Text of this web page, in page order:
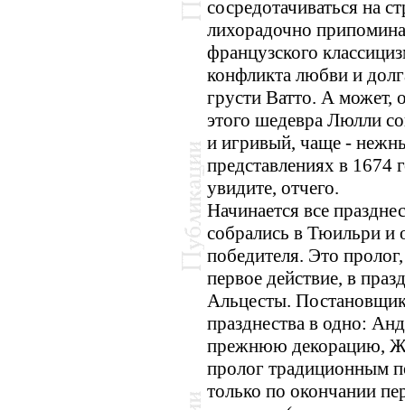
сосредотачиваться на
лихорадочно
французского
конфликта любви и
грусти Ватто. А может,
этого шедевра Люлли
и игривый, чаще -
представлениях в 1674
увидите, отчего.
Начинается все
собрались в Тюильри
победителя. Это
первое действие, в
Альцесты.
празднества в одно:
прежнюю декорацию,
пролог традиционным
только по окончании